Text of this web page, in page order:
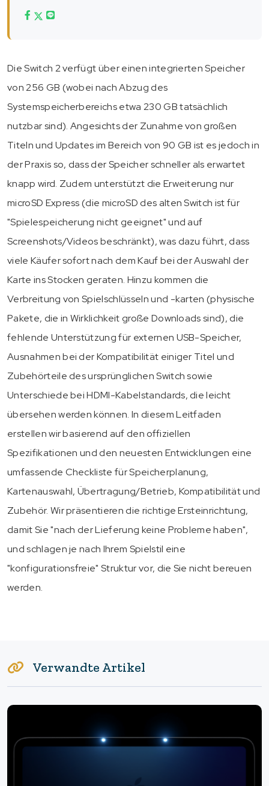
Die Switch 2 verfügt über einen integrierten Speicher
von 256 GB (wobei nach Abzug des
Systemspeicherbereichs etwa 230 GB tatsächlich
nutzbar sind). Angesichts der Zunahme von großen
Titeln und Updates im Bereich von 90 GB ist es jedoch in
der Praxis so, dass der Speicher schneller als erwartet
knapp wird. Zudem unterstützt die Erweiterung nur
microSD Express (die microSD des alten Switch ist für
"Spielespeicherung nicht geeignet" und auf
Screenshots/Videos beschränkt), was dazu führt, dass
viele Käufer sofort nach dem Kauf bei der Auswahl der
Karte ins Stocken geraten. Hinzu kommen die
Verbreitung von Spielschlüsseln und -karten (physische
Pakete, die in Wirklichkeit große Downloads sind), die
fehlende Unterstützung für externen USB-Speicher,
Ausnahmen bei der Kompatibilität einiger Titel und
Zubehörteile des ursprünglichen Switch sowie
Unterschiede bei HDMI-Kabelstandards, die leicht
übersehen werden können. In diesem Leitfaden
erstellen wir basierend auf den offiziellen
Spezifikationen und den neuesten Entwicklungen eine
umfassende Checkliste für Speicherplanung,
Kartenauswahl, Übertragung/Betrieb, Kompatibilität und
Zubehör. Wir präsentieren die richtige Ersteinrichtung,
damit Sie "nach der Lieferung keine Probleme haben",
und schlagen je nach Ihrem Spielstil eine
"konfigurationsfreie" Struktur vor, die Sie nicht bereuen
werden.
Verwandte Artikel